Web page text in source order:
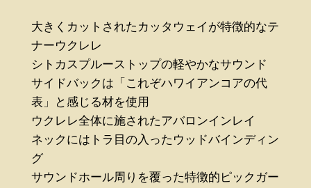
大きくカットされたカッタウェイが特徴的なテ
ナーウクレレ
シトカスプルーストップの軽やかなサウンド
サイドバックは「これぞハワイアンコアの代
表」と感じる材を使用
ウクレレ全体に施されたアバロンインレイ
ネックにはトラ目の入ったウッドバインディン
グ
サウンドホール周りを覆った特徴的ピックガー